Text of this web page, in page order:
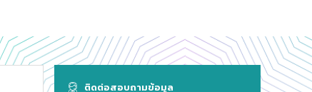
ติดต่อสอบถามข้อมูล